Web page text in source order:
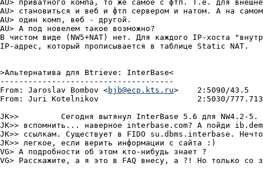
AU> приватного компа, то же самое с фтп. Т.е. для
AU> становиться и веб и фтп сервером и натом. А на
AU> один комп, веб - другой.
AU> А под новелем такое возможно?
В чистом виде (NW5+NAT) нет. Для каждого IP-хоста
IP-адрес, который прописывается в таблице Static NAT.
>Альтеpнатива для Btrieve: InterBase<
-------------------------------------
From: Jaroslav Bombov <bjb@ecp.kts.ru>	  2:5090/43.5	  Суб 28 Окт 00 10:37
From: Juri Kotelnikov			  2:5030/777.713  Вcк 29 Окт 00 01:53
JK>>	     Сегодня вытянул InterBase 5.6 для NW4.2-5. Как бы это
JK>> вспомнить... наверное interbase.com? А пойди
JK>> ссылкам. Существует в FIDO su.dbms.interbase. Нечто
JK>> легкое, если верить информации с сайта :)
VG> А подpобности об этом кто-нибудь знает ?
VG> Расскажите, а я это в FAQ внесу, а ?! Но только со